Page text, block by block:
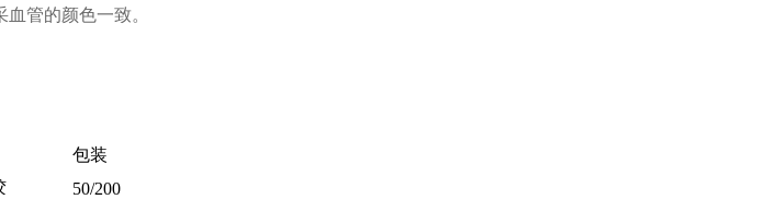
管的颜色一致。
包装
50/200